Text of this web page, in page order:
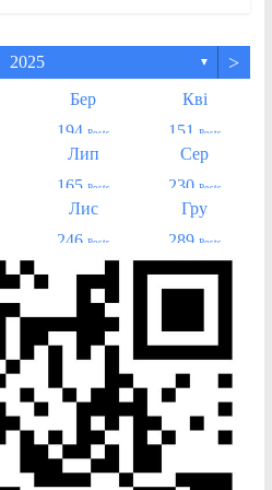
2025 ▼ >
Бер
194 Posts
Кві
151
Posts
Лип
165 Posts
Сер
230 Posts
Лис
246 Posts
Гру
289 Posts